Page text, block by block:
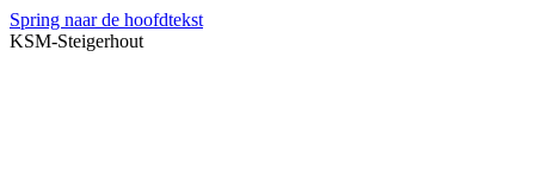
Spring naar de hoofdtekst
KSM-Steigerhout